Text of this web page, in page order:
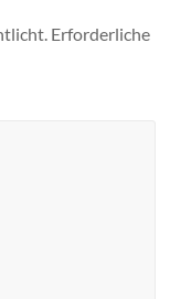
Erforderliche